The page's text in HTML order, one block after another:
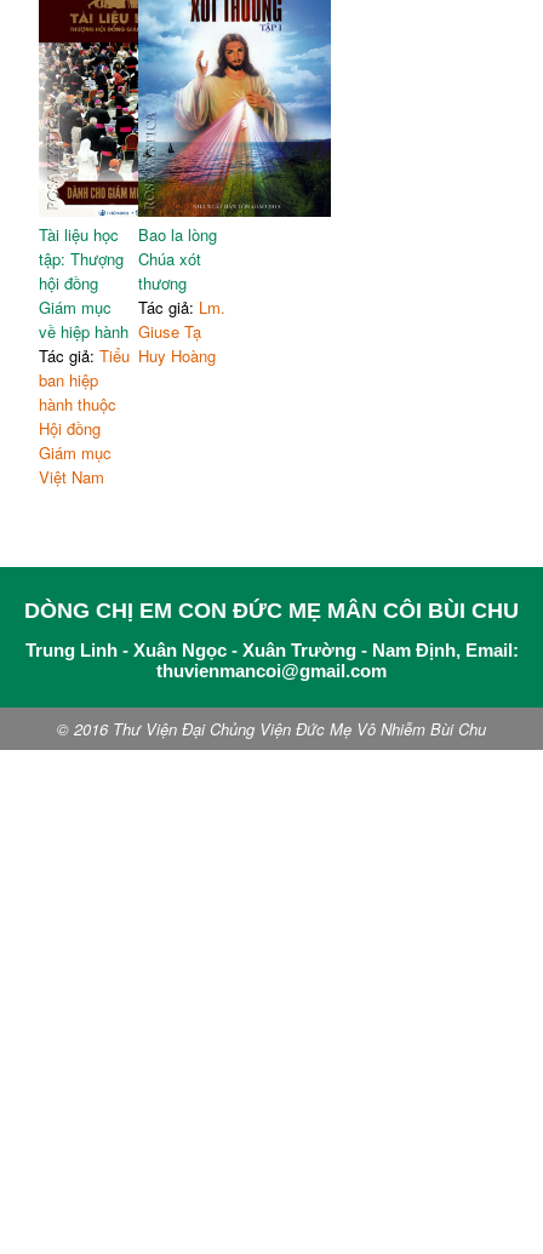
Tài liệu học
tập: Thượng
hội đồng
Giám mục
về hiệp hành
Tác giả:Tiểu
ban hiệp
hành thuộc
Hội đồng
Giám mục
Việt Nam
Bao la lòng
Chúa xót
thương
Tác giả: Lm.
Giuse Tạ
Huy Hoàng
DÒNG CHỊ EM CON ĐỨC MẸ MÂN CÔI BÙI CHU
Trung Linh - Xuân Ngọc - Xuân Trường - Nam Định, Email:
thuvienmancoi@gmail.com
© 2016 Thư Viện Đại Chủng Viện Đức Mẹ Vô Nhiễm Bùi Chu